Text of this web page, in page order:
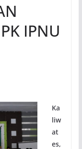
IPNU
Ka
liw
at
es,